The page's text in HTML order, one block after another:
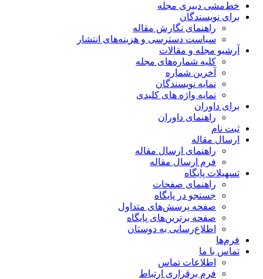
خط‌مشی دبیری مجله
برای نویسندگان
راهنمای نگارش مقاله
سیاست دسترسی و هزینه‌های انتشار
آرشیو مجله و مقالات
کلیه شماره‌های مجله
آخرین شماره
نمایه نویسندگان
نمایه واژه های کلیدی
برای داوران
راهنمای داوران
ثبت نام
ارسال مقاله
راهنمای ارسال مقاله
فرم ارسال مقاله
تسهیلات پایگاه
راهنمای صفحات
جستجو در پایگاه
صفحه پرسش‌های متداول
صفحه برترین‌های پایگاه
اطلاع‌رسانی به دوستان
فرم‌ها
تماس با ما
اطلاعات تماس
فرم برقراری ارتباط